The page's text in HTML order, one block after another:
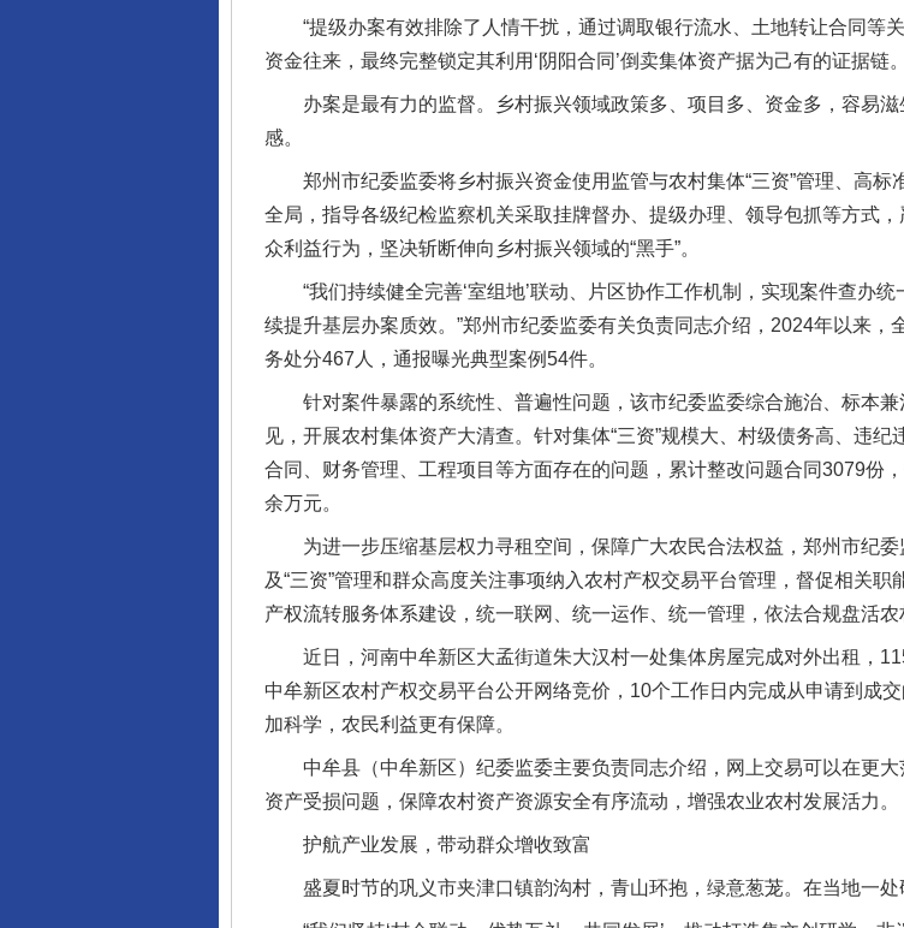
“提级办案有效排除了人情干扰，通过调取银行流水、土地转让合同等
资金往来，最终完整锁定其利用‘阴阳合同’倒卖集体资产据为己有的证据链
办案是最有力的监督。乡村振兴领域政策多、项目多、资金多，容易滋
感。
郑州市纪委监委将乡村振兴资金使用监管与农村集体“三资”管理、高标
全局，指导各级纪检监察机关采取挂牌督办、提级办理、领导包抓等方式
众利益行为，坚决斩断伸向乡村振兴领域的“黑手”。
“我们持续健全完善‘室组地’联动、片区协作工作机制，实现案件查办
续提升基层办案质效。”郑州市纪委监委有关负责同志介绍，2024年以来
务处分467人，通报曝光典型案例54件。
针对案件暴露的系统性、普遍性问题，该市纪委监委综合施治、标本兼
见，开展农村集体资产大清查。针对集体“三资”规模大、村级债务高、违
合同、财务管理、工程项目等方面存在的问题，累计整改问题合同3079份
余万元。
为进一步压缩基层权力寻租空间，保障广大农民合法权益，郑州市纪委
及“三资”管理和群众高度关注事项纳入农村产权交易平台管理，督促相关
产权流转服务体系建设，统一联网、统一运作、统一管理，依法合规盘活农
近日，河南中牟新区大孟街道朱大汉村一处集体房屋完成对外出租，
中牟新区农村产权交易平台公开网络竞价，10个工作日内完成从申请到成
加科学，农民利益更有保障。
中牟县（中牟新区）纪委监委主要负责同志介绍，网上交易可以在更大
资产受损问题，保障农村资产资源安全有序流动，增强农业农村发展活力。
护航产业发展，带动群众增收致富
盛夏时节的巩义市夹津口镇韵沟村，青山环抱，绿意葱茏。在当地一处